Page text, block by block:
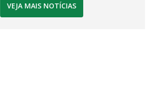
VEJA MAIS NOTÍCIAS